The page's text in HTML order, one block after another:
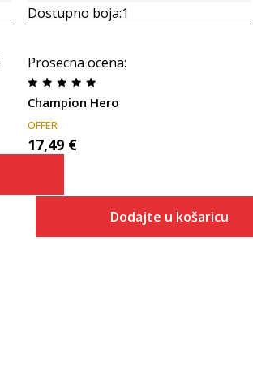
Dostupno boja:1
Prosecna ocena:
Champion Hero
OFFER
17,49 €
Dodajte u košaricu